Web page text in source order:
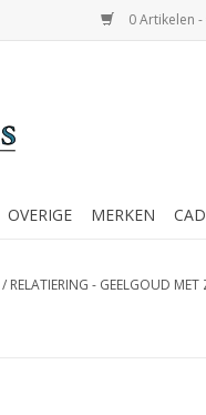
0 Artikelen -
OVERIGE MERKEN
/ RELATIERING - GEELGOUD